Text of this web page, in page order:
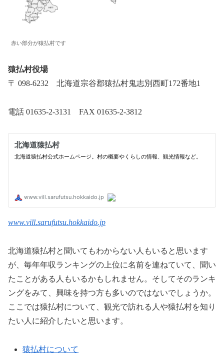
赤い部分が猿払村です
猿払村役場
〒 098-6232 北海道宗谷郡猿払村鬼志別西町172番地1
電話 01635-2-3131 FAX 01635-2-3812
www.vill.sarufutsu.hokkaido.jp
北海道猿払村と聞いてもわからない人もいると思います
が、毎年年収ランキングの上位に名前を連ねていて、聞い
たことがある人もいるかもしれません。そしてそのランキ
ングをみて、興味を持つ方も多いのではないでしょうか。
ここでは猿払村について、観光で訪れる人や猿払村を知り
たい人に紹介したいと思います。
猿払村について